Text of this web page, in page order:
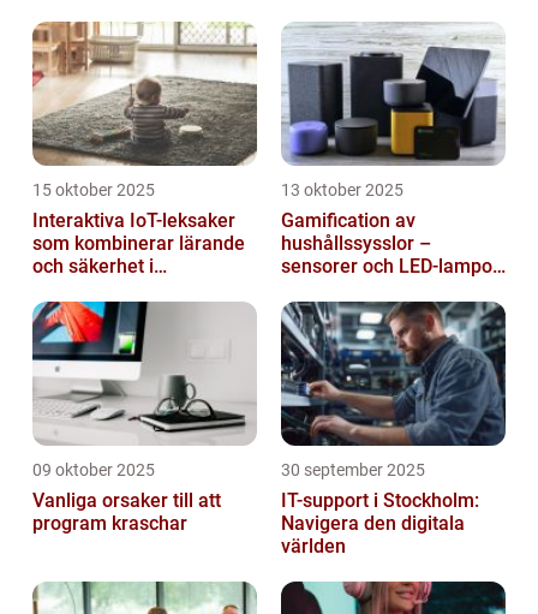
15 oktober 2025
Interaktiva IoT-leksaker
som kombinerar lärande
och säkerhet i
13 oktober 2025
Gamification av
hushållssysslor –
sensorer och LED-lampor
09 oktober 2025
Vanliga orsaker till att
program kraschar
30 september 2025
IT-support i Stockholm:
Navigera den digitala
världen